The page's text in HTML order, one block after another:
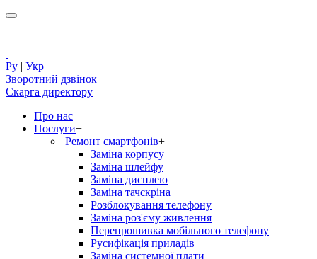
Ру | Укр
Зворотний дзвінок
Скарга директору
Про нас
Послуги+
Ремонт смартфонів+
Заміна корпусу
Заміна шлейфу
Заміна дисплею
Заміна тачскріна
Розблокування телефону
Заміна роз'єму живлення
Перепрошивка мобільного телефону
Русифікація приладів
Заміна системної плати